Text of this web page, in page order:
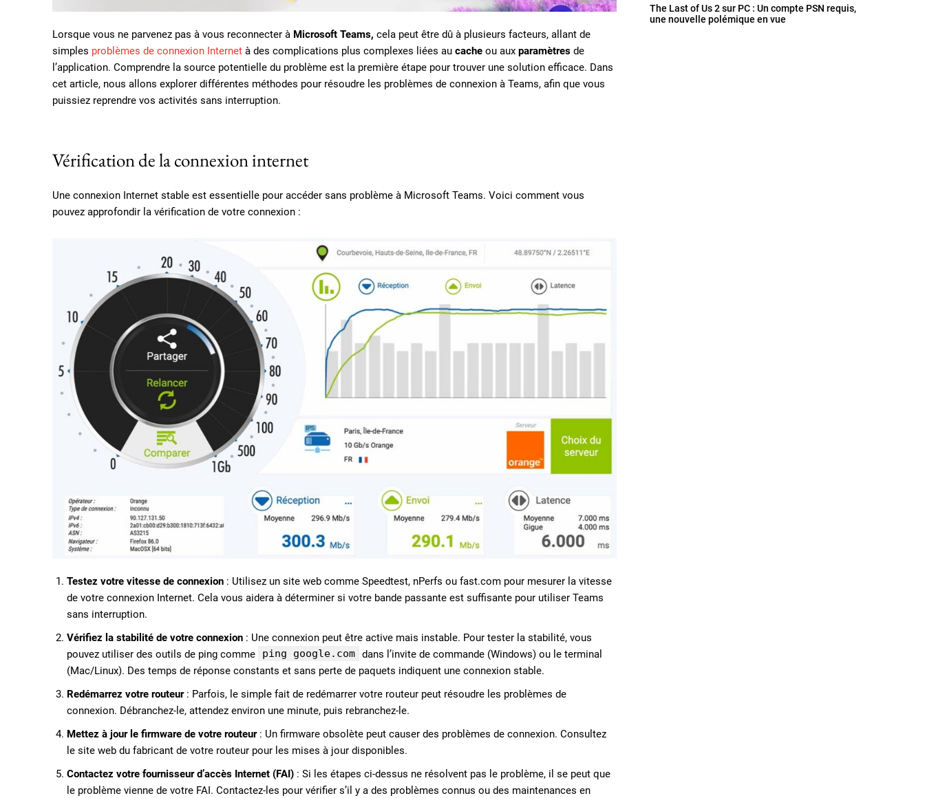
Lorsque vous ne parvenez pas à vous reconnecter à Microsoft Teams, cela peut être dû à plusieurs facteurs, allant de
simples problèmes de connexion Internet à des complications plus complexes liées au cache ou aux paramètres de
l’application. Comprendre la source potentielle du problème est la première étape pour trouver une solution efficace. Dans
cet article, nous allons explorer différentes méthodes pour résoudre les problèmes de connexion à Teams, afin que vous
puissiez reprendre vos activités sans interruption.
Vérification de la connexion internet
Une connexion Internet stable est essentielle pour accéder sans problème à Microsoft Teams. Voici comment vous
pouvez approfondir la vérification de votre connexion :
Testez votre vitesse de connexion : Utilisez un site web comme Speedtest, nPerfs ou fast.com pour mesurer la vitesse
de votre connexion Internet. Cela vous aidera à déterminer si votre bande passante est suffisante pour utiliser Teams
sans interruption.
Vérifiez la stabilité de votre connexion : Une connexion peut être active mais instable. Pour tester la stabilité, vous
pouvez utiliser des outils de ping comme
ping google.com dans l’invite de commande (Windows) ou le terminal
(Mac/Linux). Des temps de réponse constants et sans perte de paquets indiquent une connexion stable.
Redémarrez votre routeur: Parfois, le simple fait de redémarrer votre routeur peut résoudre les problèmes de
connexion. Débranchez-le, attendez environ une minute, puis rebranchez-le.
Mettez à jour le firmware de votre routeur: Un firmware obsolète peut causer des problèmes de connexion. Consultez
le site web du fabricant de votre routeur pour les mises à jour disponibles.
Contactez votre fournisseur d’accès Internet (FAI) : Si les étapes ci-dessus ne résolvent pas le problème, il se peut que
le problème vienne de votre FAI. Contactez-les pour vérifier s’il y a des problèmes connus ou des maintenances en
The Last of Us 2 sur PC : Un compte PSN requis,
une nouvelle polémique en vue